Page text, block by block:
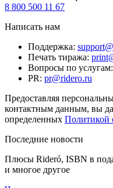
8 800 500 11 67
Написать нам
Поддержка:
Печать тиража:
Вопросы по услугам:
PR: pr@ridero.ru
Предоставляя
контактным данным, вы
определенных Политикой
Последние новости
Плюсы Rideró, ISBN в
и многое другое